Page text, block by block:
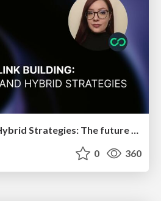
Impact Scores and Hybrid Strategies: The future of link building
0 360